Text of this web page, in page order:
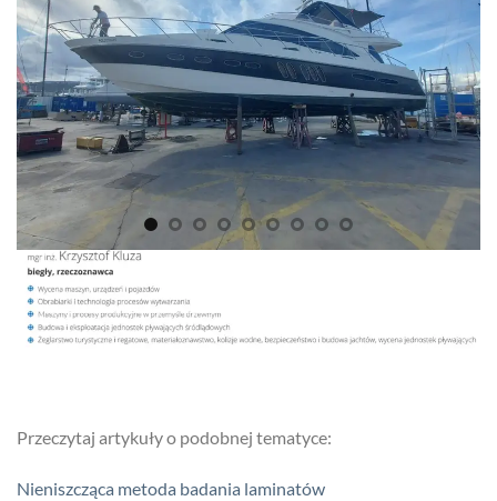
Przeczytaj artykuły o podobnej tematyce:
Nieniszcząca metoda badania laminatów